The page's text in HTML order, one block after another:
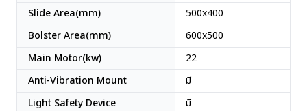
Slide Area(mm)
500x400
Bolster Area(mm)
600x500
Main Motor(kw)
22
Anti-Vibration Mount
มี
Light Safety Device
มี